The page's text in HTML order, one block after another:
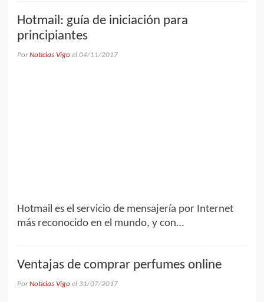
Hotmail: guía de iniciación para
principiantes
PorNoticias Vigo el 04/11/2017
Hotmail es el servicio de mensajería por Internet
más reconocido en el mundo, y con…
Ventajas de comprar perfumes online
PorNoticias Vigo el 31/07/2017